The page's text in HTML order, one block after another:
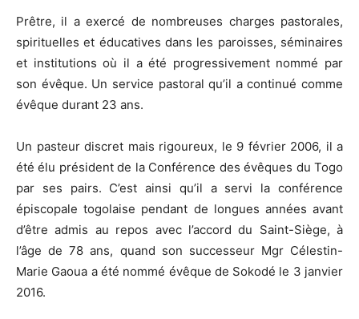
Prêtre, il a exercé de nombreuses charges pastorales,
spirituelles et éducatives dans les paroisses, séminaires
et institutions où il a été progressivement nommé par
son évêque. Un service pastoral qu’il a continué comme
évêque durant 23 ans.
Un pasteur discret mais rigoureux, le 9 février 2006, il a
été élu président de la Conférence des évêques du Togo
par ses pairs. C’est ainsi qu’il a servi la conférence
épiscopale togolaise pendant de longues années avant
d’être admis au repos avec l’accord du Saint-Siège, à
l’âge de 78 ans, quand son successeur Mgr Célestin-
Marie Gaoua a été nommé évêque de Sokodé le 3 janvier
2016.